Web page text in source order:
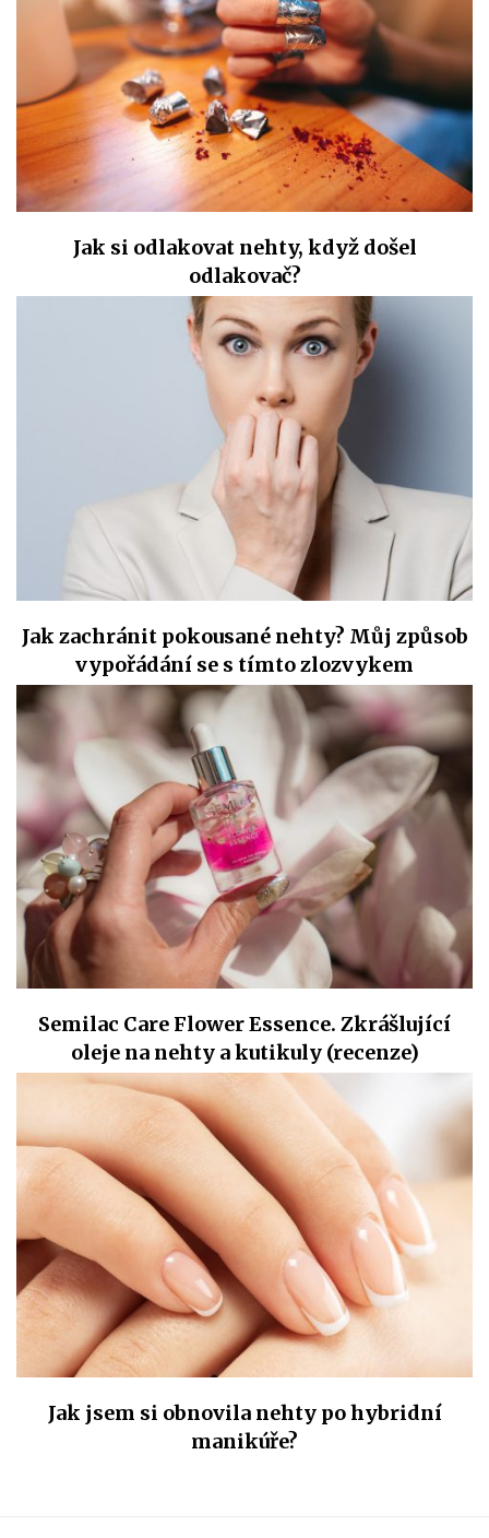
Jak si odlakovat nehty, když došel
odlakovač?
Jak zachránit pokousané nehty? Můj způsob
vypořádání se s tímto zlozvykem
Semilac Care Flower Essence. Zkrášlující
oleje na nehty a kutikuly (recenze)
Jak jsem si obnovila nehty po hybridní
manikúře?